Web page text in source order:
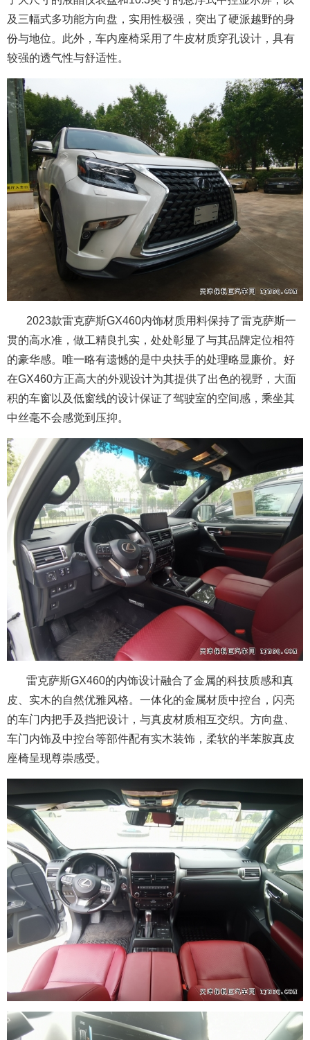
及三幅式多功能方向盘，实用性极强，突出了硬派越野的身
份与地位。此外，车内座椅采用了牛皮材质穿孔设计，具有
较强的透气性与舒适性。
2023款雷克萨斯GX460内饰材质用料保持了雷克萨斯一
贯的高水准，做工精良扎实，处处彰显了与其品牌定位相符
的豪华感。唯一略有遗憾的是中央扶手的处理略显廉价。好
在GX460方正高大的外观设计为其提供了出色的视野，大面
积的车窗以及低窗线的设计保证了驾驶室的空间感，乘坐其
中丝毫不会感觉到压抑。
雷克萨斯GX460的内饰设计融合了金属的科技质感和真
皮、实木的自然优雅风格。一体化的金属材质中控台，闪亮
的车门内把手及挡把设计，与真皮材质相互交织。方向盘、
车门内饰及中控台等部件配有实木装饰，柔软的半苯胺真皮
座椅呈现尊崇感受。